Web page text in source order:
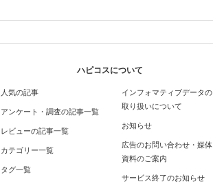
ハピコスについて
人気の記事
アンケート・調査の記事一覧
レビューの記事一覧
カテゴリー一覧
タグ一覧
インフォマティブデータの
取り扱いについて
お知らせ
広告のお問い合わせ・媒体
資料のご案内
サービス終了のお知らせ